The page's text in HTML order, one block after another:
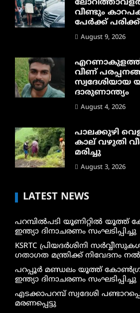
വീണ്ടും
പേർക്ക് പരിക്ക്
August 9, 2026
എറണാകുളത്ത്
വീണ്
സ്വദേശിയായ
ദാരുണാന്ത്യം
August 4, 2026
പാലക്കുഴി
കാല് വഴുതി
മരിച്ചു
August 3, 2026
LATEST NEWS
പറമ്പിൽപടി യൂണിറ്റിൽ യൂത്ത്
ഇന്ത്യാ ദിനാചരണം സംഘടിപ്പിച്ചു
KSRTC പ്രിയദർശിനി
ഗതാഗത മന്ത്രിക്ക് നിവേദനം
പറപ്പൂർ മണ്ഡലം യൂത്ത് കോൺഗ്രസ്
ഇന്ത്യാ ദിനാചരണം സംഘടിപ്പിച്ചു
എടക്കാപറമ്പ് സ്വദേശി
മരണപ്പെട്ടു